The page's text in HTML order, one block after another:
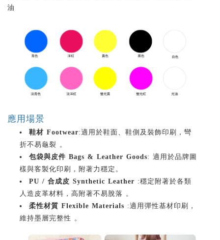
油
應用場景
鞋材 Footwear:適用於鞋面、鞋側及裝飾印刷，彎
折不易龜裂 。
包袋與皮件 Bags & Leather Goods: 適用於品牌圖
樣與客製化印刷，附著力穩定。
PU / 合成皮 Synthetic Leather :穩定附著於各類
人造皮革材料，高附著不易脫落 。
柔性材質 Flexible Materials :適用彈性基材印刷，
維持墨層完整性 。